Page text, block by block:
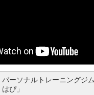
パーソナルトレーニングジ
はぴ」